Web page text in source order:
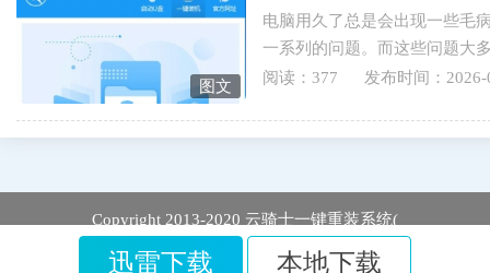
图文
电脑用久了总是会出现一些毛
一系列的问题。而这些问题大
于戴尔Latitude D500笔记本用...
阅读：377 发布时间：2026-
Copyright 2013-2020 云骑士一键重装系统(
迅雷下载 本地下载